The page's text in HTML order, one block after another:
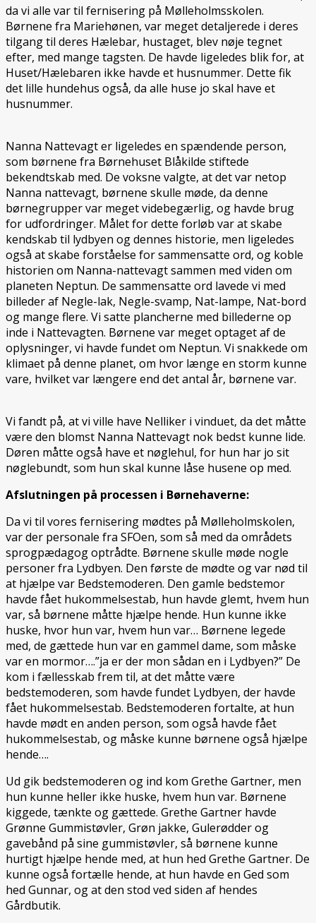
da vi alle var til fernisering på Mølleholmsskolen.
Børnene fra Mariehønen, var meget detaljerede i deres
tilgang til deres Hælebar, hustaget, blev nøje tegnet
efter, med mange tagsten. De havde ligeledes blik for, at
Huset/Hælebaren ikke havde et husnummer. Dette fik
det lille hundehus også, da alle huse jo skal have et
husnummer.
Nanna Nattevagt er ligeledes en spændende person,
som børnene fra Børnehuset Blåkilde stiftede
bekendtskab med. De voksne valgte, at det var netop
Nanna nattevagt, børnene skulle møde, da denne
børnegrupper var meget videbegærlig, og havde brug
for udfordringer. Målet for dette forløb var at skabe
kendskab til lydbyen og dennes historie, men ligeledes
også at skabe forståelse for sammensatte ord, og koble
historien om Nanna-nattevagt sammen med viden om
planeten Neptun. De sammensatte ord lavede vi med
billeder af Negle-lak, Negle-svamp, Nat-lampe, Nat-bord
og mange flere. Vi satte plancherne med billederne op
inde i Nattevagten. Børnene var meget optaget af de
oplysninger, vi havde fundet om Neptun. Vi snakkede om
klimaet på denne planet, om hvor længe en storm kunne
vare, hvilket var længere end det antal år, børnene var.
Vi fandt på, at vi ville have Nelliker i vinduet, da det måtte
være den blomst Nanna Nattevagt nok bedst kunne lide.
Døren måtte også have et nøglehul, for hun har jo sit
nøglebundt, som hun skal kunne låse husene op med.
Afslutningen på processen i Børnehaverne:
Da vi til vores fernisering mødtes på Mølleholmskolen,
var der personale fra SFOen, som så med da områdets
sprogpædagog optrådte. Børnene skulle møde nogle
personer fra Lydbyen. Den første de mødte og var nød til
at hjælpe var Bedstemoderen. Den gamle bedstemor
havde fået hukommelsestab, hun havde glemt, hvem hun
var, så børnene måtte hjælpe hende. Hun kunne ikke
huske, hvor hun var, hvem hun var… Børnene legede
med, de gættede hun var en gammel dame, som måske
var en mormor….”ja er der mon sådan en i Lydbyen?” De
kom i fællesskab frem til, at det måtte være
bedstemoderen, som havde fundet Lydbyen, der havde
fået hukommelsestab. Bedstemoderen fortalte, at hun
havde mødt en anden person, som også havde fået
hukommelsestab, og måske kunne børnene også hjælpe
hende….
Ud gik bedstemoderen og ind kom Grethe Gartner, men
hun kunne heller ikke huske, hvem hun var. Børnene
kiggede, tænkte og gættede. Grethe Gartner havde
Grønne Gummistøvler, Grøn jakke, Gulerødder og
gavebånd på sine gummistøvler, så børnene kunne
hurtigt hjælpe hende med, at hun hed Grethe Gartner. De
kunne også fortælle hende, at hun havde en Ged som
hed Gunnar, og at den stod ved siden af hendes
Gårdbutik.